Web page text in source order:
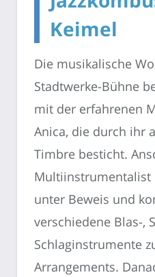
Keimel
Die musikalische
Stadtwerke-Bühne
mit der erfahrenen
Anica, die durch ihr
Timbre besticht.
Multiinstrumentalist
unter Beweis und
verschiedene Blas-,
Schlaginstrumente
Arrangements.